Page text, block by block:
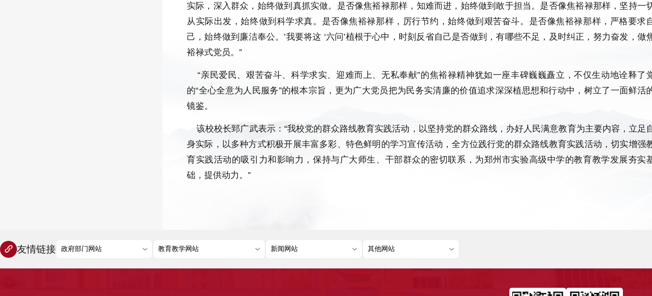
实际，深入群众，始终做到真抓实做。是否像焦裕禄那样，知难而进，始终做到敢于担当。是否像焦裕禄那样，坚持一
从实际出发，始终做到科学求真。是否像焦裕禄那样，厉行节约，始终做到艰苦奋斗。是否像焦裕禄那样，严格要求
己，始终做到廉洁奉公。’我要将这 ‘六问’植根于心中，时刻反省自己是否做到，有哪些不足，及时纠正，努力奋发，做
裕禄式党员。”
“亲民爱民、艰苦奋斗、科学求实、迎难而上、无私奉献”的焦裕禄精神犹如一座丰碑巍巍矗立，不仅生动地诠释了
的“全心全意为人民服务”的根本宗旨，更为广大党员把为民务实清廉的价值追求深深植思想和行动中，树立了一面鲜活
镜鉴。
该校校长郅广武表示：“我校党的群众路线教育实践活动，以坚持党的群众路线，办好人民满意教育为主要内容，立足
身实际，以多种方式积极开展丰富多彩、特色鲜明的学习宣传活动，全方位践行党的群众路线教育实践活动，切实增强
育实践活动的吸引力和影响力，保持与广大师生、干部群众的密切联系，为郑州市实验高级中学的教育教学发展夯实
础，提供动力。”
友情链接